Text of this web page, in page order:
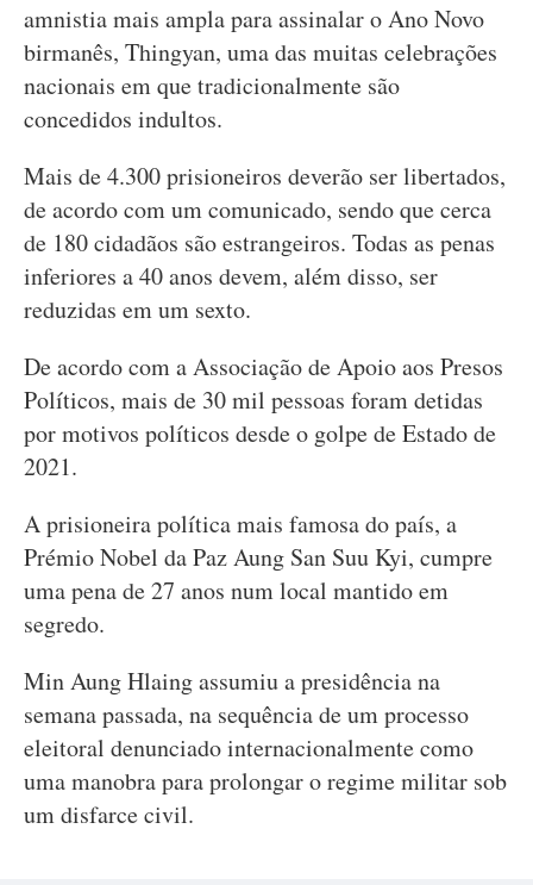
amnistia mais ampla para assinalar o Ano Novo
birmanês, Thingyan, uma das muitas celebrações
nacionais em que tradicionalmente são
concedidos indultos.
Mais de 4.300 prisioneiros deverão ser libertados,
de acordo com um comunicado, sendo que cerca
de 180 cidadãos são estrangeiros. Todas as penas
inferiores a 40 anos devem, além disso, ser
reduzidas em um sexto.
De acordo com a Associação de Apoio aos Presos
Políticos, mais de 30 mil pessoas foram detidas
por motivos políticos desde o golpe de Estado de
2021.
A prisioneira política mais famosa do país, a
Prémio Nobel da Paz Aung San Suu Kyi, cumpre
uma pena de 27 anos num local mantido em
segredo.
Min Aung Hlaing assumiu a presidência na
semana passada, na sequência de um processo
eleitoral denunciado internacionalmente como
uma manobra para prolongar o regime militar sob
um disfarce civil.